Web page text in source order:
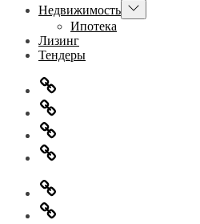
Недвижимость Показывать
подменю
Ипотека
Лизинг
Тендеры
Главная
Информация
для
правообладателей
Обратная
связь
Политика
конфиденциальности
Главная
Информация